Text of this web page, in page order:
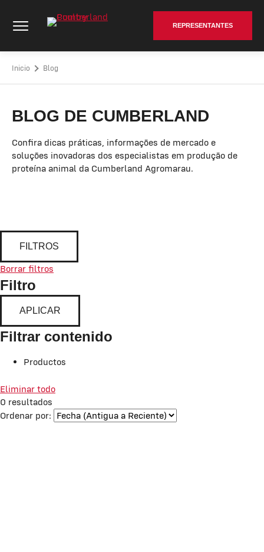
contenido
REPRESENTANTES
Inicio Blog
BLOG DE CUMBERLAND
Confira dicas práticas, informações de mercado e
soluções inovadoras dos especialistas em produção de
proteína animal da Cumberland Agromarau.
FILTROS
Borrar filtros
Filtro
APLICAR
Filtrar contenido
Productos
Eliminar todo
0 resultados
Ordenar por: